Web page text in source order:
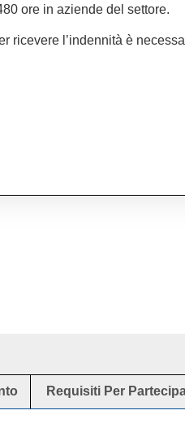
ore in aziende del settore.
ricevere l’indennità è
Requisiti Per